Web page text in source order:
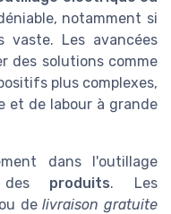
notamment si
vaste. Les avancées
des solutions comme
plus complexes,
et de labour à grande
dans l'outillage
des produits. Les
delivraison gratuite